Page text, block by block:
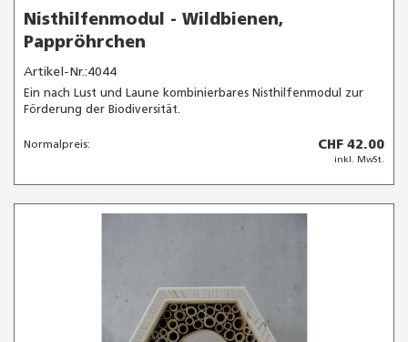
Nisthilfenmodul - Wildbienen,
Pappröhrchen
Artikel-Nr.:4044
Ein nach Lust und Laune kombinierbares Nisthilfenmodul zur
Förderung der Biodiversität.
Normalpreis: CHF 42.00
inkl. MwSt.